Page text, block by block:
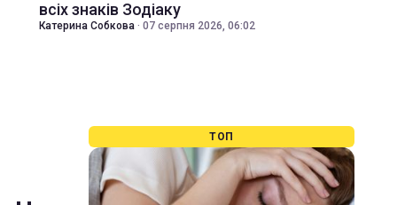
всіх знаків Зодіаку
Катерина Собкова · 07 серпня 2026, 06:02
ТОП